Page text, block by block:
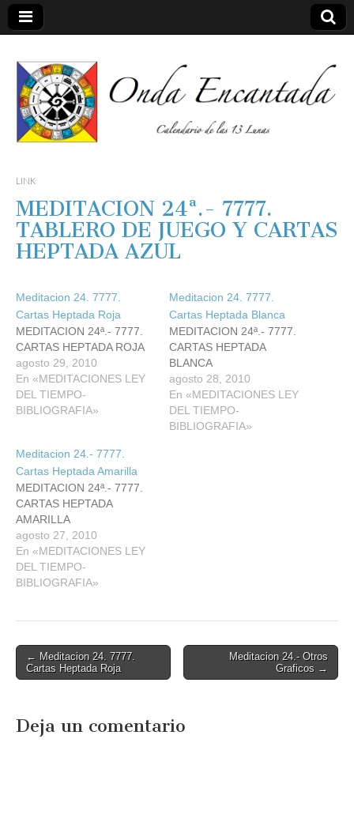
Onda
encantada
LINK
MEDITACION 24ª.- 7777.
TABLERO DE JUEGO Y CARTAS
HEPTADA AZUL
Meditacion 24. 7777.
Cartas Heptada Roja
MEDITACION 24ª.- 7777.
CARTAS HEPTADA ROJA
agosto 29, 2010
En «MEDITACIONES LEY
DEL TIEMPO-
BIBLIOGRAFIA»
Meditacion 24. 7777.
Cartas Heptada Blanca
MEDITACION 24ª.- 7777.
CARTAS HEPTADA
BLANCA
agosto 28, 2010
En «MEDITACIONES LEY
DEL TIEMPO-
BIBLIOGRAFIA»
Meditacion 24.- 7777.
Cartas Heptada Amarilla
MEDITACION 24ª.- 7777.
CARTAS HEPTADA
AMARILLA
agosto 27, 2010
En «MEDITACIONES LEY
DEL TIEMPO-
BIBLIOGRAFIA»
Post
navigation
← Meditacion 24. 7777.
Cartas Heptada Roja
Meditacion 24.- Otros
Graficos →
Deja un comentario